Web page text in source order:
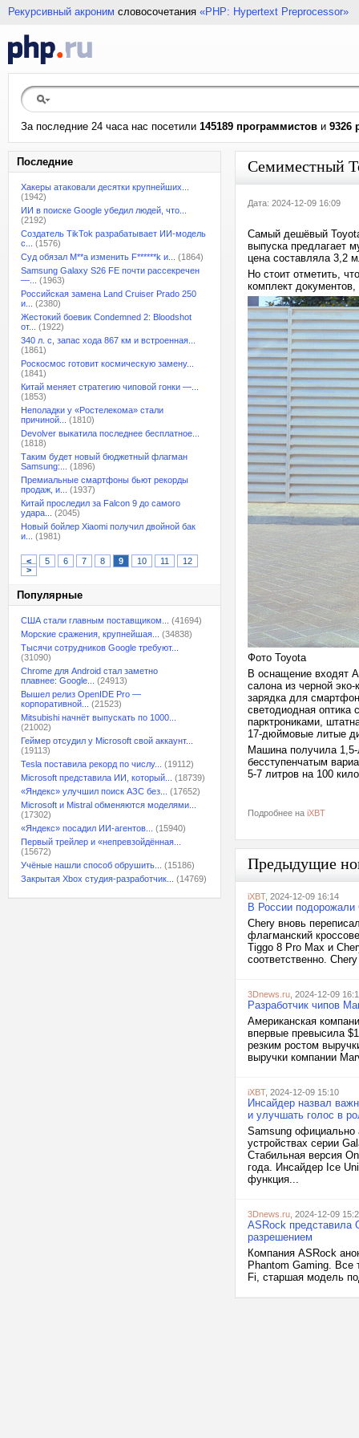
Рекурсивный акроним словосочетания «PHP: Hypertext Preprocessor»
За последние 24 часа нас посетили 145189 программистов и 9326
Последние
Хакеры атаковали десятки крупнейших...
(1942)
ИИ в поиске Google убедил людей, что...
(2192)
Создатель TikTok разрабатывает ИИ-модель
с...
(1576)
Суд обязал M**a изменить F******k и...
(1864)
Samsung Galaxy S26 FE почти рассекречен
—...
(1963)
Российская замена Land Cruiser Prado 250
и...
(2380)
Жестокий боевик Condemned 2: Bloodshot
от...
(1922)
340 л. с, запас хода 867 км и встроенная...
(1861)
Роскосмос готовит космическую замену...
(1841)
Китай меняет стратегию чиповой гонки —...
(1853)
Неполадки у «Ростелекома» стали
причиной...
(1810)
Devolver выкатила последнее бесплатное...
(1818)
Таким будет новый бюджетный флагман
Samsung:...
(1896)
Премиальные смартфоны бьют рекорды
продаж, и...
(1937)
Китай проследил за Falcon 9 до самого
удара...
(2045)
Новый бойлер Xiaomi получил двойной бак
и...
(1981)
< 5 6 7 8 9 10 11
12
>
Популярные
США стали главным поставщиком...
(41694)
Морские сражения, крупнейшая...
(34838)
Тысячи сотрудников Google требуют...
(31090)
Chrome для Android стал заметно
плавнее: Google...
(24913)
Вышел релиз OpenIDE Pro —
корпоративной...
(21523)
Mitsubishi начнёт выпускать по 1000...
(21002)
Геймер отсудил у Microsoft свой аккаунт...
(19113)
Tesla поставила рекорд по числу...
(19112)
Microsoft представила ИИ, который...
(18739)
«Яндекс» улучшил поиск АЗС без...
(17652)
Microsoft и Mistral обменяются моделями...
(17302)
«Яндекс» посадил ИИ-агентов...
(15940)
Первый трейлер и «непревзойдённая...
(15672)
Учёные нашли способ обрушить...
(15186)
Закрытая Xbox студия-разработчик...
(14769)
Семиместный
Дата: 2024-12-09 16:09
Самый дешёвый
выпуска предлагает
цена составляла 3,2
Но стоит отметить,
комплект
Фото Toyota
В оснащение входят
салона из черной
зарядка для
светодиодная оптика
парктрониками,
17-дюймовые литые
Машина получила
бесступенчатым
5-7 литров на 100
Подробнее на iXBT
Предыдущие
iXBT, 2024-12-09 16:14
В России подорожали
Chery вновь
флагманский
Tiggo 8 Pro Max и
соответственно.
3Dnews.ru , 2024-12-09
Разработчик чипов
Американская
впервые превысила
резким ростом
выручки компании
iXBT, 2024-12-09 15:10
Инсайдер назвал
и улучшать голос в
Samsung официально
устройствах серии
Стабильная версия
года. Инсайдер Ice
функция...
3Dnews.ru , 2024-12-09
ASRock представила
разрешением
Компания ASRock
Phantom Gaming. Все
Fi, старшая модель